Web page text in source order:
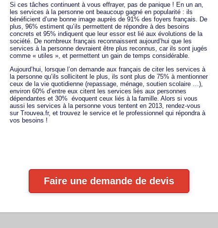
Si ces tâches continuent à vous effrayer, pas de panique ! En un an,
les services à la personne ont beaucoup gagné en popularité : ils
bénéficient d’une bonne image auprès de 91% des foyers français. De
plus, 96% estiment qu’ils permettent de répondre à des besoins
concrets et 95% indiquent que leur essor est lié aux évolutions de la
société. De nombreux français reconnaissent aujourd’hui que les
services à la personne devraient être plus reconnus, car ils sont jugés
comme « utiles », et permettent un gain de temps considérable.
Aujourd’hui, lorsque l’on demande aux français de citer les services à
la personne qu’ils sollicitent le plus, ils sont plus de 75% à mentionner
ceux de la vie quotidienne (repassage, ménage, soutien scolaire …),
environ 60% d’entre eux citent les services liés aux personnes
dépendantes et 30% évoquent ceux liés à la famille. Alors si vous
aussi les services à la personne vous tentent en 2013, rendez-vous
sur Trouvea.fr, et trouvez le service et le professionnel qui répondra à
vos besoins !
Faire une demande de devis